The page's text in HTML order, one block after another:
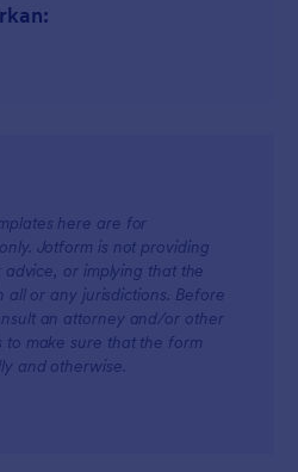
here are for
Jotform is not providing
or implying that the
all or any jurisdictions. Before
an attorney and/or other
to make sure that the form
and otherwise.